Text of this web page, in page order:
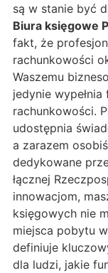
są w stanie być
Biura księgowe
fakt, że
rachunkowości
Waszemu
jedynie
rachunkowości.
udostępnia
a zarazem
dedykowane
łącznej
innowacjom,
księgowych nie
miejsca pobytu
definiuje
dla ludzi, jakie